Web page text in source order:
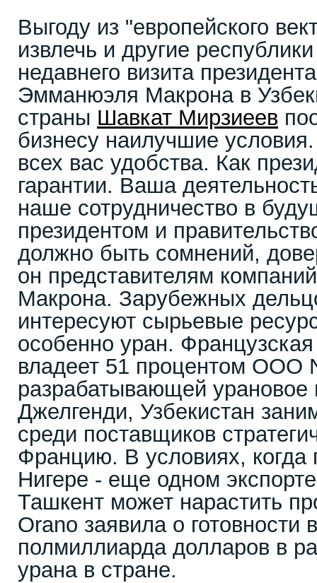
Выгоду из "европейского
извлечь и другие
недавнего визита
Эмманюэля Макрона в
страны Шавкат Мирзиеев
бизнесу наилучшие
всех вас удобства. Как
гарантии. Ваша
наше сотрудничество в
президентом и
должно быть сомнений,
он представителям
Макрона. Зарубежных
интересуют сырьевые
особенно уран.
владеет 51 процентом ООО
разрабатывающей урановое
Джелгенди, Узбекистан
среди поставщиков
Францию. В условиях, когда
Нигере - еще одном
Ташкент может нарастить
Orano заявила о готовности
полмиллиарда долларов в
урана в стране.